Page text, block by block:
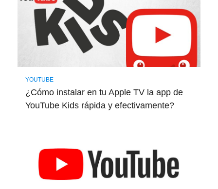
YOUTUBE
¿Cómo instalar en tu Apple TV la app de
YouTube Kids rápida y efectivamente?